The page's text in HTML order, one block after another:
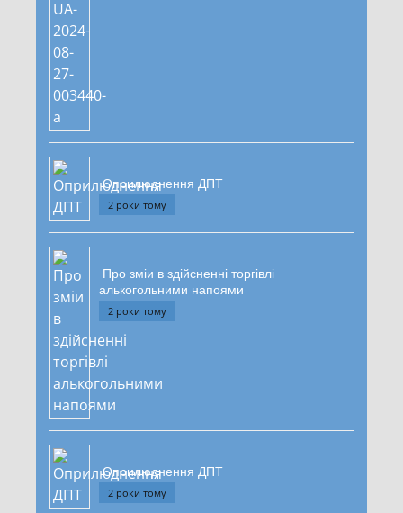
Оприлюднення ДПТ
2 роки тому
Про зміи в здійсненні торгівлі
алькогольними напоями
2 роки тому
Оприлюднення ДПТ
2 роки тому